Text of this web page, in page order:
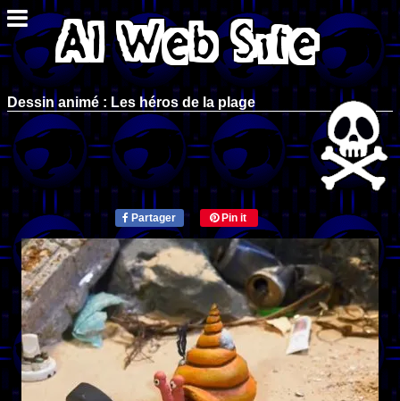
Dessin animé : Les héros de la plage
Partager Pin it